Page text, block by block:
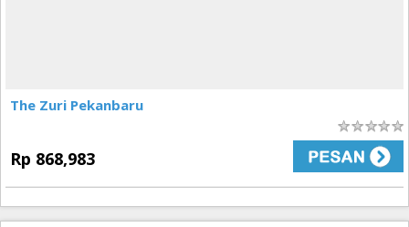
The Zuri Pekanbaru
Rp 868,983
0